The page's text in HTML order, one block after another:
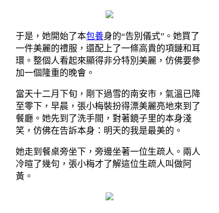
于是，她開始了本包養身的“告別儀式”。她買了
一件美麗的禮服，還配上了一條高貴的項鏈和耳
環。整個人看起來顯得非分特別美麗，仿佛要參
加一個隆重的晚會。
當天十二月下旬，剛下過雪的南安市，氣溫已降
至零下，早晨，張小梅裝扮得漂美麗亮地來到了
餐廳。她先到了洗手間，對著鏡子里的本身淺
笑，仿佛在告訴本身：明天的我是最美的。
她走到餐桌旁坐下，旁邊坐著一位生疏人。兩人
冷暄了幾句，張小梅才了解這位生疏人叫做阿
黃。